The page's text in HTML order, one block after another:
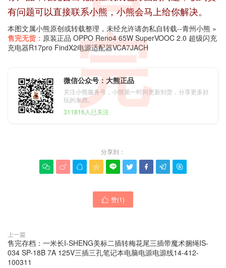
有问题可以直接联系小熊，小熊会马上给你解决。
本图文属小熊原创或转载整理，未经允许请勿私自转载--青州小熊 »
售完无货： 原装正品 OPPO Reno4 65W SuperVOOC 2.0 超级闪充
充电器R17pro FindX2电源适配器VCA7JACH
微信公众号：大熊正品
关注小熊服务号，小熊第一时间更新到货，分享更多好
玩的东西。
311816人已关注
分享到：
        
 赞(1)
上一篇
售完存档：一米长I-SHENG美标二插转梅花尾三插带魔术捆绳IS-
034 SP-18B 7A 125V三插三孔笔记本电脑电源电源线14-412-
100311
完